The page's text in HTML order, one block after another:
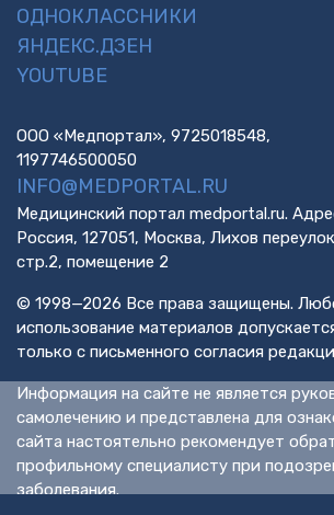
ОДНОКЛАССНИКИ
ЯНДЕКС.ДЗЕН
YOUTUBE
ООО «Медпортал», 9725018548,
1197746500050
INFO@MEDPORTAL.RU
Медицинский портал medportal.ru.
Россия, 127051, Москва, Лихов
стр.2, помещение 2
© 1998—2026 Все права защищены.
использование материалов
только с письменного согласия
Информация на сайте не является
самолечению и представлена для
сайта настоятельно рекомендует
профильному специалисту при
заболевания.